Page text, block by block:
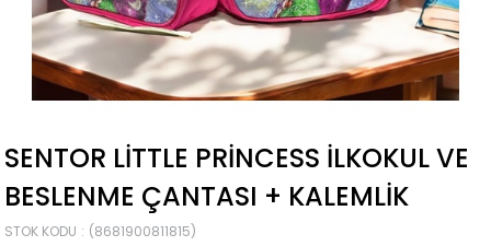
SENTOR LITTLE PRINCESS İLKOKUL VE
BESLENME ÇANTASI + KALEMLIK
STOK KODU
(8681900811815)